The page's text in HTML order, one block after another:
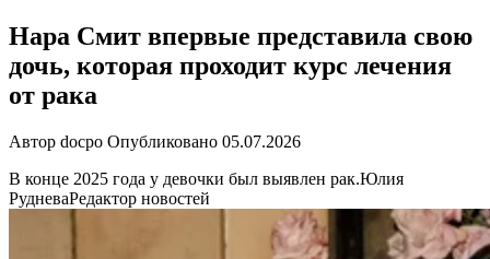
Нара Смит впервые представила свою
дочь, которая проходит курс лечения
от рака
Автор docpo Опубликовано 05.07.2026
В конце 2025 года у девочки был выявлен рак.Юлия
РудневаРедактор новостей